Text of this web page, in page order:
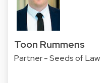
Toon Rummens
Partner - Seeds of Law